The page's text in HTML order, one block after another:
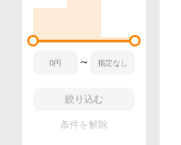
〜
絞り込む
条件を解除